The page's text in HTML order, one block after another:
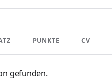
PUNKTE CV
gefunden.